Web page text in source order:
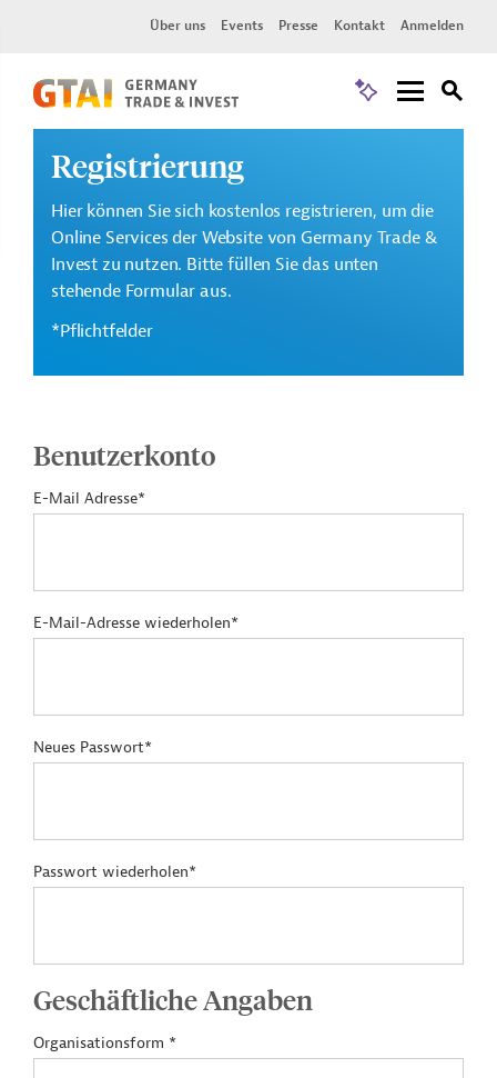
Über uns Events Presse Kontakt Anmelden
Registrierung
Hier können Sie sich kostenlos registrieren, um die
Online Services der Website von Germany Trade &
Invest zu nutzen. Bitte füllen Sie das unten
stehende Formular aus.
*Pflichtfelder
Benutzerkonto
E-Mail Adresse*
E-Mail-Adresse wiederholen*
Neues Passwort*
Passwort wiederholen*
Geschäftliche Angaben
Organisationsform *